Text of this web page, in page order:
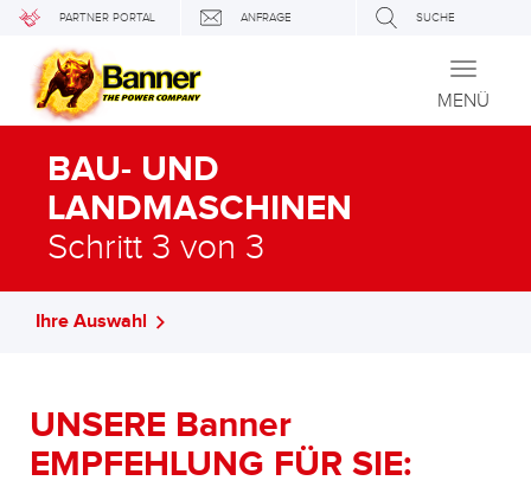
PARTNER PORTAL ANFRAGE SUCHE
Toggle
MENÜ
BAU- UND
LANDMASCHINEN
Schritt 3 von 3
Ihre Auswahl
UNSERE Banner
EMPFEHLUNG FÜR SIE: